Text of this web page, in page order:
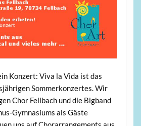
Konzert: Viva la Vida ist das
Sommerkonzertes. Wir
Chor Fellbach und die Bigband
Gymnasiums als Gäste